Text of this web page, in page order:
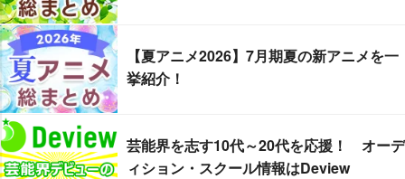
【夏アニメ2026】7月期夏の新アニメを一
挙紹介！
芸能界を志す10代～20代を応援！ オーデ
ィション・スクール情報はDeview